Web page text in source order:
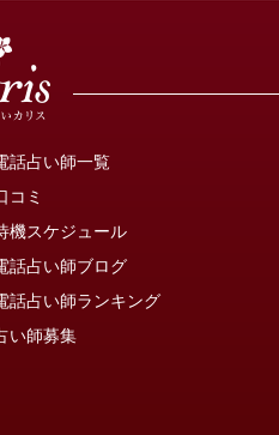
話占い師一覧
コミ
機スケジュール
話占い師ブログ
話占い師ランキング
い師募集